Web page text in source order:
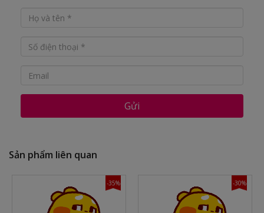
Gửi
Sản phẩm liên quan
-35% -30%